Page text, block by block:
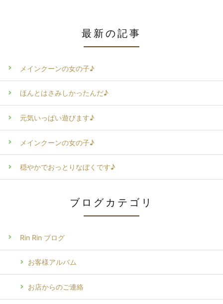
最新の記事
メインクーンの女の子♪
ほんとはさみしかったんだ♪
元気いっぱい遊びます♪
メインクーンの女の子♪
穏やかでおっとりなぼくです♪
ブログカテゴリ
Rin Rin ブログ
お客様アルバム
お店からのご連絡